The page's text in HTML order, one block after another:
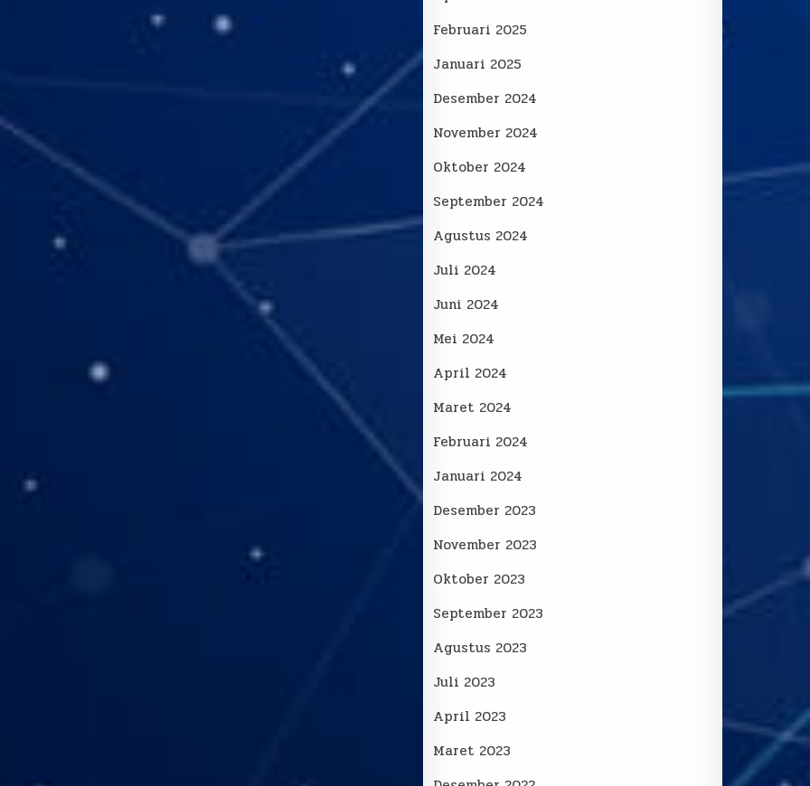
Februari 2025
Januari 2025
Desember 2024
November 2024
Oktober 2024
September 2024
Agustus 2024
Juli 2024
Juni 2024
Mei 2024
April 2024
Maret 2024
Februari 2024
Januari 2024
Desember 2023
November 2023
Oktober 2023
September 2023
Agustus 2023
Juli 2023
April 2023
Maret 2023